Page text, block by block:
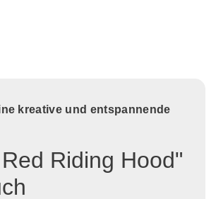
kreative und entspannende
Riding Hood"